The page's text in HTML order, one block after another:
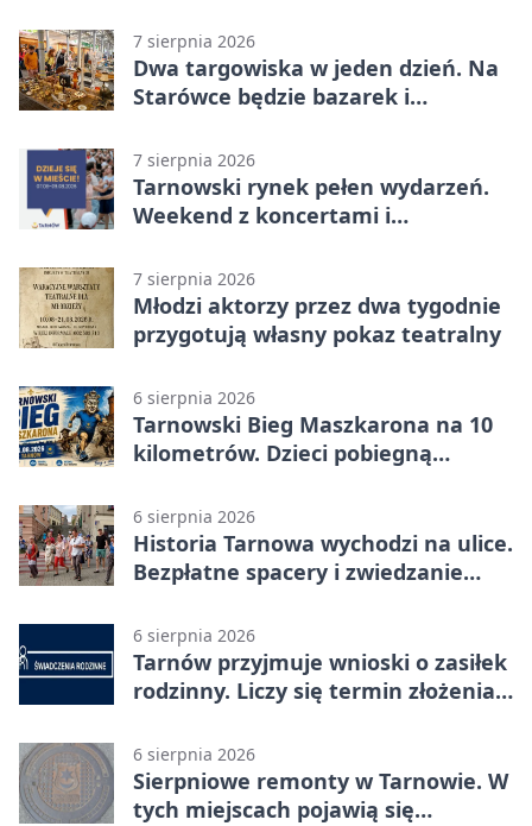
7 sierpnia 2026
Dwa targowiska w jeden dzień. Na
Starówce będzie bazarek i
7 sierpnia 2026
Tarnowski rynek pełen wydarzeń.
Weekend z koncertami i
7 sierpnia 2026
Młodzi aktorzy przez dwa tygodnie
przygotują własny pokaz teatralny
6 sierpnia 2026
Tarnowski Bieg Maszkarona na 10
kilometrów. Dzieci pobiegną
6 sierpnia 2026
Historia Tarnowa wychodzi na ulice.
Bezpłatne spacery i zwiedzanie
6 sierpnia 2026
Tarnów przyjmuje wnioski o zasiłek
rodzinny. Liczy się termin złożenia
6 sierpnia 2026
Sierpniowe remonty w Tarnowie. W
tych miejscach pojawią się